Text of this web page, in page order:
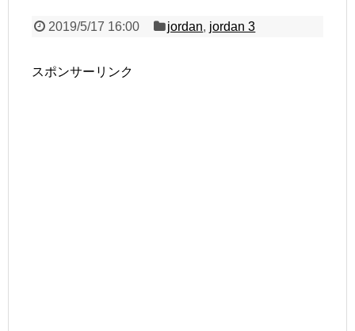
2019/5/17 16:00 jordan, jordan 3
スポンサーリンク